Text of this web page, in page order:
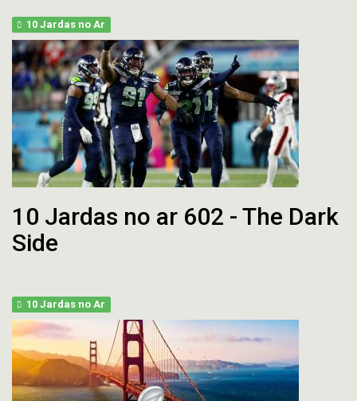
10 Jardas no Ar
10 Jardas no ar 602 - The Dark
Side
10 Jardas no Ar